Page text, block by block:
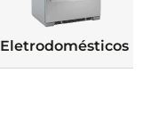
Eletrodomésticos